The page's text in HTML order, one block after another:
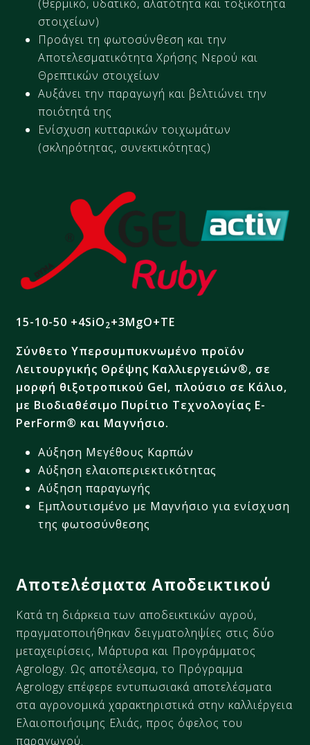
(θερμικό, υδατικό, αλατότητα και τοξικότητα
στοιχείων)
Προάγει τη φωτοσύνθεση και την
Αποτελεσματικότητα Χρήσης Νερού και
Θρεπτικών στοιχείων
Αυξάνει την παραγωγή και βελτιώνει την
ποιότητά της​
Ενίσχυση κυτταρικών τοιχωμάτων
(σκληρότητας, συνεκτικότητας)
15-10-50 +4SiO2+3MgO+ΤΕ
Σύνθετο Υπερσυμπυκνωμένο προϊόν
Λειτουργικής Θρέψης Καλλιεργειών®, σε
μορφή θιξοτροπικού Gel, πλούσιο σε Κάλιο,
με Βιοδιαθέσιμο Πυρίτιο Τεχνολογίας E-
PerForm® και Μαγνήσιο.
Αύξηση Μεγέθους Καρπών
Αύξησηελαιοπεριεκτικότητας
Αύξηση παραγωγής
Εμπλουτισμένο με Μαγνήσιο για ενίσχυση
της φωτοσύνθεσης​​​
Αποτελέσματα Αποδεικτικού
Κατά τη διάρκεια των αποδεικτικών αγρού,
πραγματοποιήθηκαν δειγματοληψίες στις δύο
μεταχειρίσεις, Μάρτυρα και Προγράμματος
Agrology. Ως αποτέλεσμα, το Πρόγραμμα
Agrology επέφερε εντυπωσιακά αποτελέσματα
στα αγρονομικά χαρακτηριστικά στην καλλιέργεια
Ελαιοποιήσιμης Ελιάς, προς όφελος του
παραγωγού.